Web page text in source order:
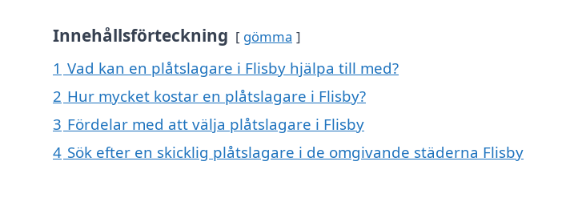
Innehållsförteckning gömma
1 Vad kan en plåtslagare i Flisby hjälpa till med?
2 Hur mycket kostar en plåtslagare i Flisby?
3 Fördelar med att välja plåtslagare i Flisby
4 Sök efter en skicklig plåtslagare i de omgivande städerna Flisby